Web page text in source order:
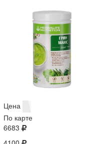
Цена
По карте
6683